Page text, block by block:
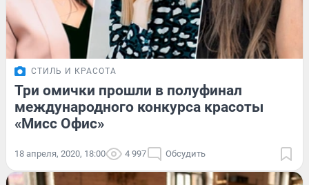
СТИЛЬ И КРАСОТА
Три омички прошли в полуфинал
международного конкурса красоты
«Мисс Офис»
18 апреля, 2020, 18:00 4 997 Обсудить